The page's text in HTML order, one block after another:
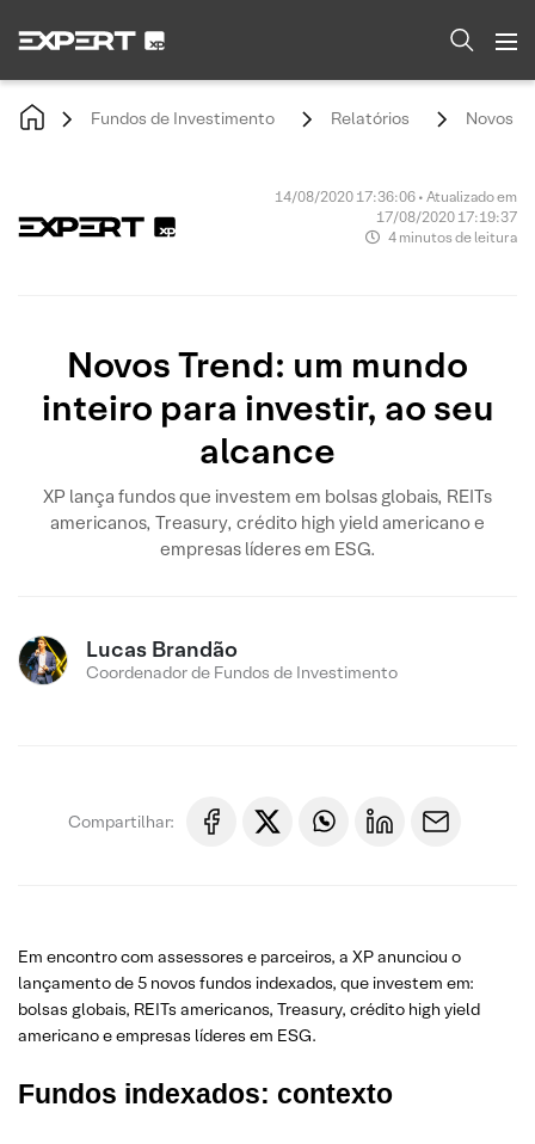
Fundos de Investimento Relatórios Novos
14/08/2020 17:36:06 • Atualizado em
17/08/2020 17:19:37
4 minutos de leitura
Novos Trend: um mundo
inteiro para investir, ao seu
alcance
XP lança fundos que investem em bolsas globais, REITs
americanos, Treasury, crédito high yield americano e
empresas líderes em ESG.
Lucas Brandão
Coordenador de Fundos de Investimento
Compartilhar:
Em encontro com assessores e parceiros, a XP anunciou o
lançamento de 5 novos fundos indexados, que investem em:
bolsas globais, REITs americanos, Treasury, crédito high yield
americano e empresas líderes em ESG.
Fundos indexados: contexto